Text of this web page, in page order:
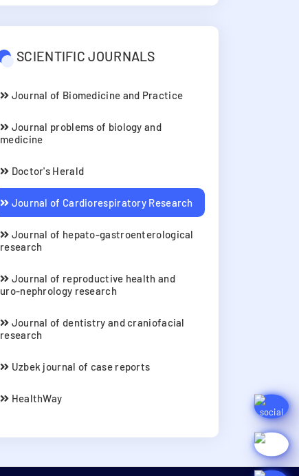
SCIENTIFIC JOURNALS
Journal of Biomedicine and Practice
Journal problems of biology and
medicine
Doctor's Herald
Journal of Cardiorespiratory Research
Journal of hepato-gastroenterological
research
Journal of reproductive health and
uro-nephrology research
Journal of dentistry and craniofacial
research
Uzbek journal of case reports
HealthWay